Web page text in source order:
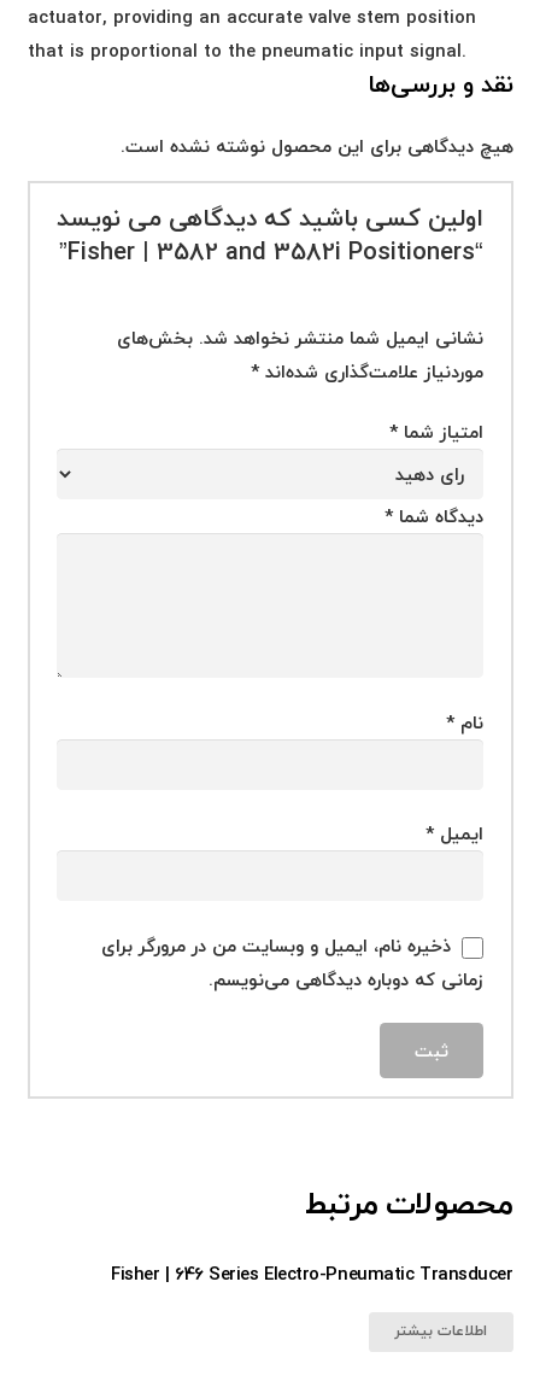
actuator, providing an accurate valve stem position
that is proportional to the pneumatic input signal.
نقد و بررسی‌ها
هیچ دیدگاهی برای این محصول نوشته نشده است.
اولین کسی باشید که دیدگاهی می نویسد
“Fisher | 3582 and 3582i Positioners”
نشانی ایمیل شما منتشر نخواهد شد. بخش‌های
موردنیاز علامت‌گذاری شده‌اند*
امتیاز شما*
دیدگاه شما*
نام*
ایمیل*
ذخیره نام، ایمیل و وبسایت من در مرورگر برای
زمانی که دوباره دیدگاهی می‌نویسم.
محصولات مرتبط
Fisher | 646 Series Electro-Pneumatic Transducer
اطلاعات بیشتر